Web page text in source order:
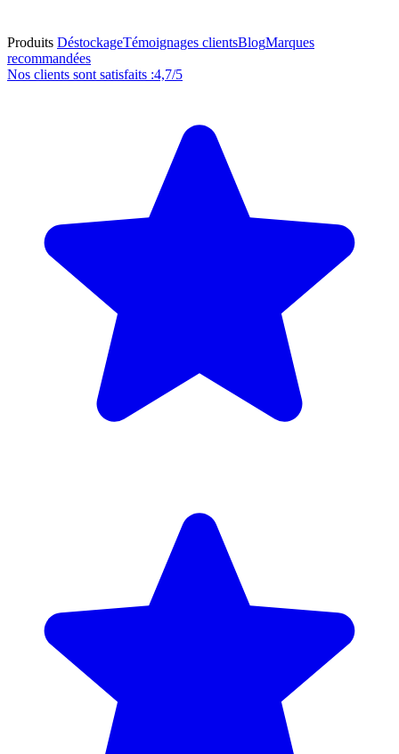
Produits DéstockageTémoignages clientsBlogMarques
recommandées
Nos clients sont satisfaits :4,7/5